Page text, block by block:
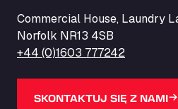
Barneys Diner
A18 Melton Ross Road,
Bars Logistics Ltd
Elm Farm Depot, CO6 1HU
Bartrums Haulage &
Commercial House, Laundry
Norfolk NR13 4SB
+44 (0)1603 777242
SKONTAKTUJ SIĘ Z NAMI